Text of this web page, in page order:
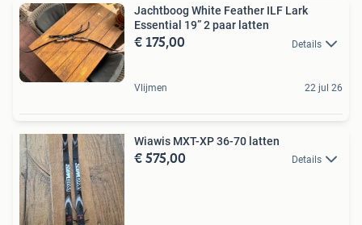
Jachtboog White Feather ILF Lark
Essential 19” 2 paar latten
€ 175,00 Details
Vlijmen 22 jul 26
Wiawis MXT-XP 36-70 latten
€ 575,00 Details